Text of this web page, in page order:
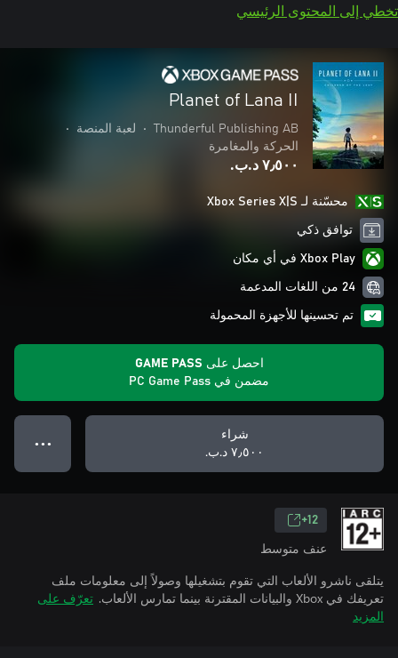
تخطي إلى المحتوى الرئيسي
Planet of Lana II
Thunderful Publishing AB
• لعبة المنصة
•
الحركة والمغامرة
٧٫٥٠٠ د.ب.‏
محسّنة لـ Xbox Series X|S
توافق ذكي
Xbox Play في أي مكان
24 من اللغات المدعمة
تم تحسينها للأجهزة المحمولة
احصل على GAME PASS
مضمن في PC Game Pass
شراء
٧٫٥٠٠ د.ب.‏
● ● ●
12+
عنف متوسط
يتلقى ناشرو الألعاب التي تقوم بتشغيلها وصولاً إلى معلومات ملف
تعريفك في Xbox والبيانات المقترنة بينما تمارس الألعاب.
تعرّف على
المزيد